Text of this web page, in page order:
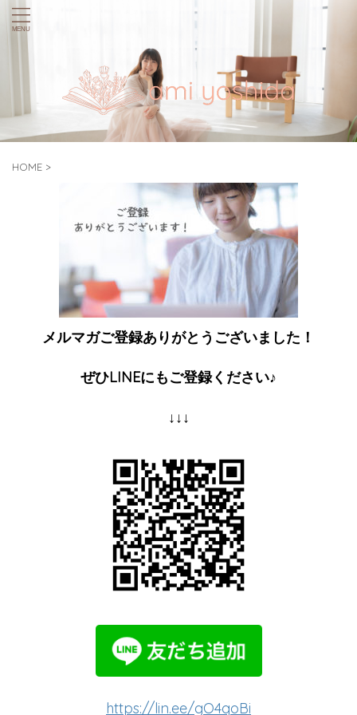
HOME >
メルマガご登録ありがとうございました！
ぜひLINEにもご登録ください♪
↓↓↓
https://lin.ee/gO4qoBi